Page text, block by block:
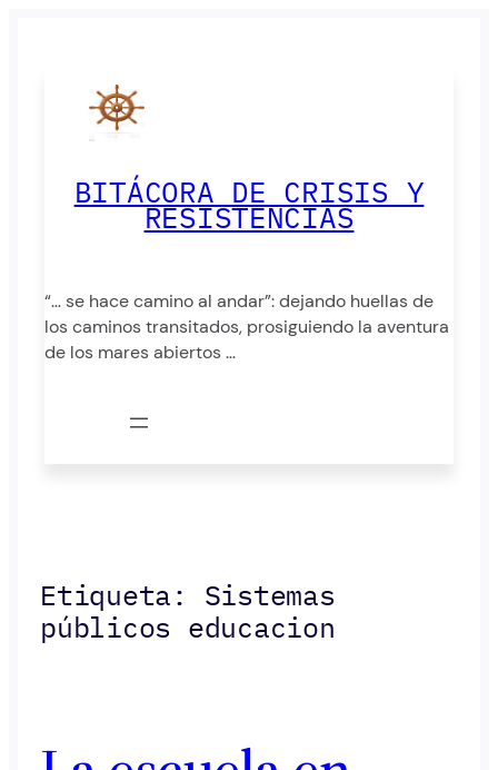
BITÁCORA DE CRISIS Y
RESISTENCIAS
“… se hace camino al andar”: dejando huellas de
los caminos transitados, prosiguiendo la aventura
de los mares abiertos …
Etiqueta: Sistemas
públicos educacion